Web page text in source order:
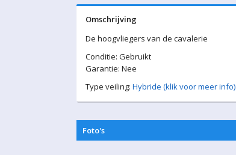
Omschrijving
De hoogvliegers van de cavalerie
Conditie: Gebruikt
Garantie: Nee
Type veiling: Hybride (klik voor meer info)
Foto's